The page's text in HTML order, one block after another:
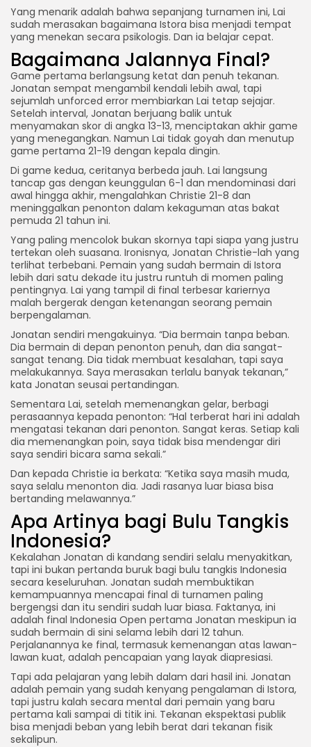
Yang menarik adalah bahwa sepanjang turnamen ini, Lai
sudah merasakan bagaimana Istora bisa menjadi tempat
yang menekan secara psikologis. Dan ia belajar cepat.
Bagaimana Jalannya Final?
Game pertama berlangsung ketat dan penuh tekanan.
Jonatan sempat mengambil kendali lebih awal, tapi
sejumlah unforced error membiarkan Lai tetap sejajar.
Setelah interval, Jonatan berjuang balik untuk
menyamakan skor di angka 13-13, menciptakan akhir game
yang menegangkan. Namun Lai tidak goyah dan menutup
game pertama 21-19 dengan kepala dingin.
Di game kedua, ceritanya berbeda jauh. Lai langsung
tancap gas dengan keunggulan 6-1 dan mendominasi dari
awal hingga akhir, mengalahkan Christie 21-8 dan
meninggalkan penonton dalam kekaguman atas bakat
pemuda 21 tahun ini.
Yang paling mencolok bukan skornya tapi siapa yang justru
tertekan oleh suasana. Ironisnya, Jonatan Christie-lah yang
terlihat terbebani. Pemain yang sudah bermain di Istora
lebih dari satu dekade itu justru runtuh di momen paling
pentingnya. Lai yang tampil di final terbesar kariernya
malah bergerak dengan ketenangan seorang pemain
berpengalaman.
Jonatan sendiri mengakuinya. “Dia bermain tanpa beban.
Dia bermain di depan penonton penuh, dan dia sangat-
sangat tenang. Dia tidak membuat kesalahan, tapi saya
melakukannya. Saya merasakan terlalu banyak tekanan,”
kata Jonatan seusai pertandingan.
Sementara Lai, setelah memenangkan gelar, berbagi
perasaannya kepada penonton: “Hal terberat hari ini adalah
mengatasi tekanan dari penonton. Sangat keras. Setiap kali
dia memenangkan poin, saya tidak bisa mendengar diri
saya sendiri bicara sama sekali.”
Dan kepada Christie ia berkata: “Ketika saya masih muda,
saya selalu menonton dia. Jadi rasanya luar biasa bisa
bertanding melawannya.”
Apa Artinya bagi Bulu Tangkis
Indonesia?
Kekalahan Jonatan di kandang sendiri selalu menyakitkan,
tapi ini bukan pertanda buruk bagi bulu tangkis Indonesia
secara keseluruhan. Jonatan sudah membuktikan
kemampuannya mencapai final di turnamen paling
bergengsi dan itu sendiri sudah luar biasa. Faktanya, ini
adalah final Indonesia Open pertama Jonatan meskipun ia
sudah bermain di sini selama lebih dari 12 tahun.
Perjalanannya ke final, termasuk kemenangan atas lawan-
lawan kuat, adalah pencapaian yang layak diapresiasi.
Tapi ada pelajaran yang lebih dalam dari hasil ini. Jonatan
adalah pemain yang sudah kenyang pengalaman di Istora,
tapi justru kalah secara mental dari pemain yang baru
pertama kali sampai di titik ini. Tekanan ekspektasi publik
bisa menjadi beban yang lebih berat dari tekanan fisik
sekalipun.